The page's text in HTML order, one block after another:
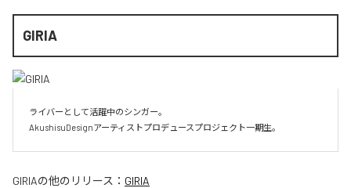
GIRIA
ライバーとして活躍中のシンガー。
AkushisuDesignアーティストプロデュースプロジェクト一期生。
GIRIAの他のリリース： GIRIA